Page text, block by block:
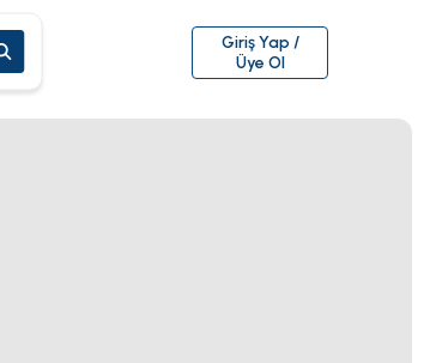
Giriş Yap /
Üye Ol